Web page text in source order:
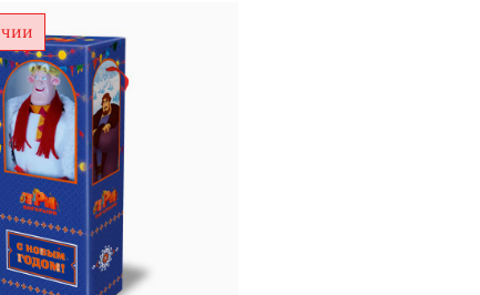
обработки персональных данных